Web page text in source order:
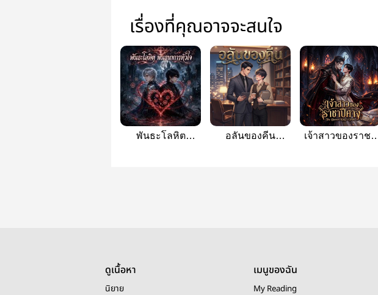
เรื่องที่คุณอาจจะสนใจ
พันธะโลหิต
อลันของคีน
เจ้าสาวของราชา
ดูเนื้อหา
นิยาย
เมนูของฉัน
My Reading